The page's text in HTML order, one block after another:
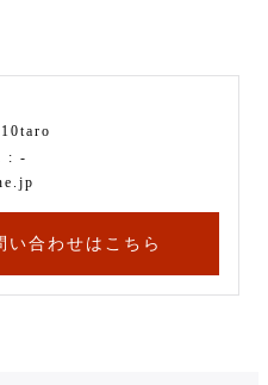
: -
い合わせはこちら